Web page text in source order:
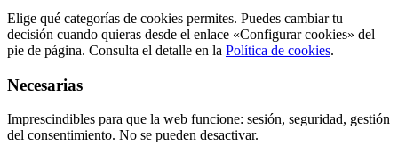
Elige qué categorías de cookies permites. Puedes cambiar tu
decisión cuando quieras desde el enlace «Configurar cookies» del
pie de página. Consulta el detalle en la Política de cookies.
Necesarias
Imprescindibles para que la web funcione: sesión, seguridad, gestión
del consentimiento. No se pueden desactivar.